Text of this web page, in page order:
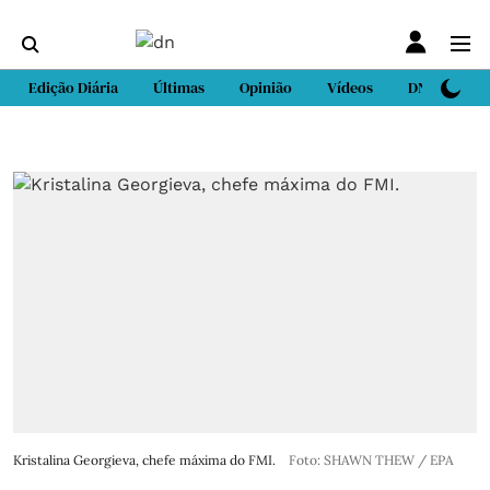
Edição Diária Últimas Opinião Vídeos DN Sport
Kristalina Georgieva, chefe máxima do FMI. Foto: SHAWN THEW / EPA